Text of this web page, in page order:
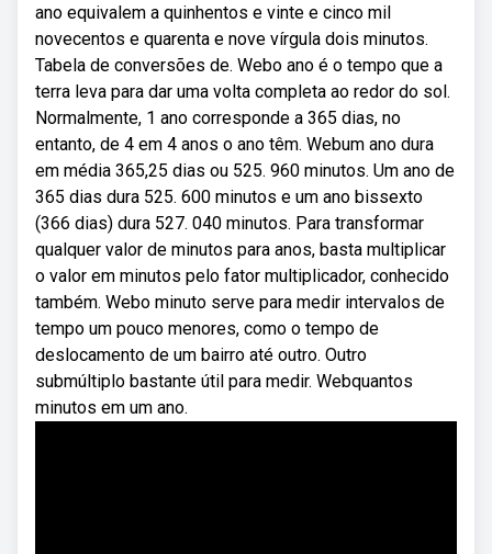
ano equivalem a quinhentos e vinte e cinco mil
novecentos e quarenta e nove vírgula dois minutos.
Tabela de conversões de. Webo ano é o tempo que a
terra leva para dar uma volta completa ao redor do sol.
Normalmente, 1 ano corresponde a 365 dias, no
entanto, de 4 em 4 anos o ano têm. Webum ano dura
em média 365,25 dias ou 525. 960 minutos. Um ano de
365 dias dura 525. 600 minutos e um ano bissexto
(366 dias) dura 527. 040 minutos. Para transformar
qualquer valor de minutos para anos, basta multiplicar
o valor em minutos pelo fator multiplicador, conhecido
também. Webo minuto serve para medir intervalos de
tempo um pouco menores, como o tempo de
deslocamento de um bairro até outro. Outro
submúltiplo bastante útil para medir. Webquantos
minutos em um ano.